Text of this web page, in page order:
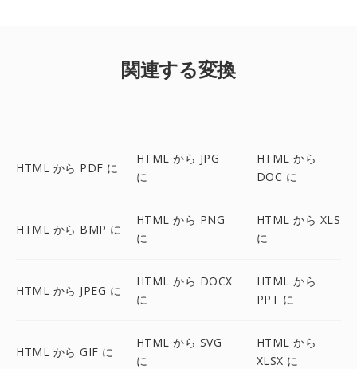
関連する変換
HTML から PDF に
HTML から JPG
に
HTML から
DOC に
HTML から BMP に
HTML から PNG
に
HTML から XLS
に
HTML から JPEG に
HTML から DOCX
に
HTML から
PPT に
HTML から GIF に
HTML から SVG
に
HTML から
XLSX に